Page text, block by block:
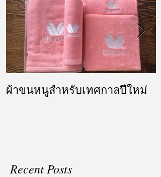
ผ้าขนหนูสำหรับเทศกาลปีใหม่
Recent Posts